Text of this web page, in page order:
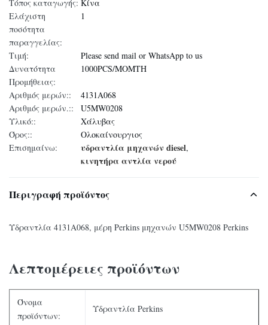
Τόπος καταγωγής: Κίνα
Ελάχιστη
ποσότητα
παραγγελίας:
1
Τιμή:
Please send mail or WhatsApp to us
Δυνατότητα
Προμήθειας:
1000PCS/MOMTH
Αριθμός μερών::
4131A068
Αριθμός μερών.::
U5MW0208
Υλικό::
Χάλυβας
Όρος::
Ολοκαίνουργιος
Επισημαίνω:
υδραντλία μηχανών diesel,
κινητήρα αντλία νερού
Περιγραφή προϊόντος
Υδραντλία 4131A068, μέρη Perkins μηχανών U5MW0208 Perkins
Λεπτομέρειες προϊόντων
Όνομα
προϊόντων:
Υδραντλία Perkins